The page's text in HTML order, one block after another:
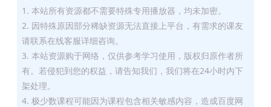
1. 本站所有资源都不需要特殊专用播放器，均未加密。
2. 因特殊原因部分稀缺资源无法直接上平台，有需求的课友
请联系在线客服详细咨询。
3. 本站资源购于网络，仅供参考学习使用，版权归原作者所
有。若侵犯到您的权益，请告知我们，我们将在24小时内下
架处理。
4. 极少数课程可能因为课程包含相关敏感内容，造成百度网